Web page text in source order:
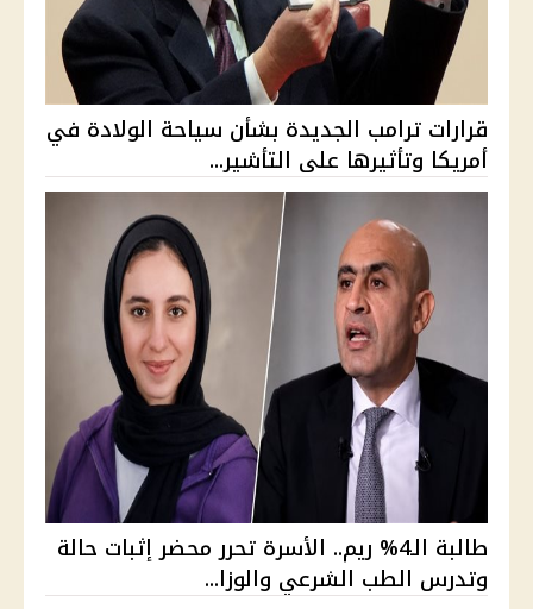
قرارات ترامب الجديدة بشأن سياحة الولادة في
أمريكا وتأثيرها على التأشير...
طالبة الـ4% ريم.. الأسرة تحرر محضر إثبات حالة
وتدرس الطب الشرعي والوزا...